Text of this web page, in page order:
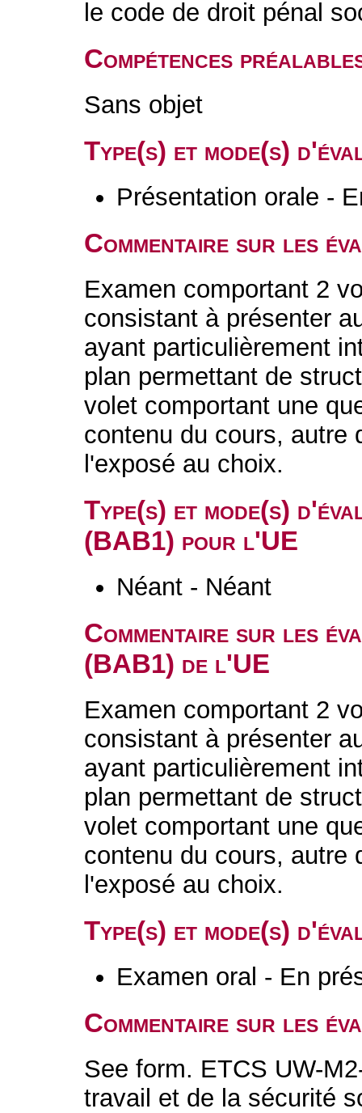
le code de droit pénal
Compétences
Sans objet
Type(s) et mode(s)
Présentation orale -
Commentaire sur les
Examen comportant 2
consistant à présenter
ayant particulièrement
plan permettant de
volet comportant une
contenu du cours, autre
l'exposé au choix.
Type(s) et mode(s)
(BAB1) pour l'UE
Néant - Néant
Commentaire sur les
(BAB1) de l'UE
Examen comportant 2
consistant à présenter
ayant particulièrement
plan permettant de
volet comportant une
contenu du cours, autre
l'exposé au choix.
Type(s) et mode(s)
Examen oral - En
Commentaire sur les
See form. ETCS UW-
travail et de la sécurité